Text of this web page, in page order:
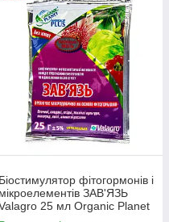
Біостимулятор фітогормонів і
мікроелементів ЗАВ'ЯЗЬ
25 мл Organic Planet